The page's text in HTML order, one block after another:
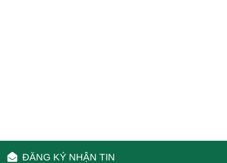
ĐĂNG KÝ NHẬN TIN